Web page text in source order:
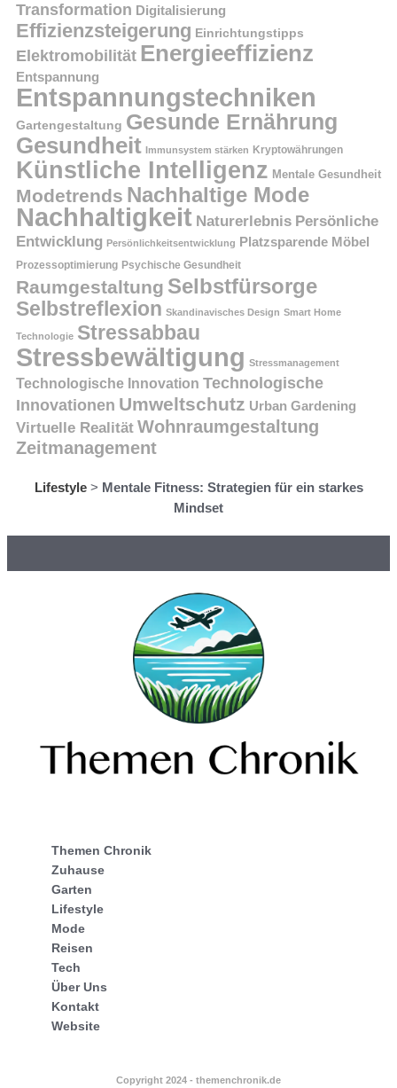
Transformation Digitalisierung
Effizienzsteigerung Einrichtungstipps
Elektromobilität Energieeffizienz
Entspannung
Entspannungstechniken
Gartengestaltung Gesunde Ernährung
Gesundheit Immunsystem stärken Kryptowährungen
Künstliche Intelligenz Mentale Gesundheit
Modetrends Nachhaltige Mode
Nachhaltigkeit Naturerlebnis Persönliche
Entwicklung Persönlichkeitsentwicklung Platzsparende Möbel
Prozessoptimierung Psychische Gesundheit
Raumgestaltung Selbstfürsorge
Selbstreflexion Skandinavisches Design Smart Home
Technologie Stressabbau
Stressbewältigung Stressmanagement
Technologische Innovation Technologische
Innovationen Umweltschutz Urban Gardening
Virtuelle Realität Wohnraumgestaltung
Zeitmanagement
Lifestyle> Mentale Fitness: Strategien für ein starkes
Mindset
Themen Chronik
Zuhause
Garten
Lifestyle
Mode
Reisen
Tech
Über Uns
Kontakt
Website
Copyright 2024 - themenchronik.de